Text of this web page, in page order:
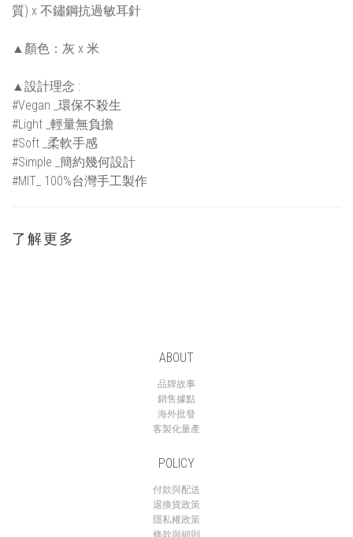
質) x 不鏽鋼抗過敏耳針
▲顏色：灰 x 米
▲設計理念 :
#Vegan _環保不殺生
#Light _輕量無負擔
#Soft _柔軟手感
#Simple _簡約幾何設計
#MIT_ 100%台灣手工製作
了解更多
ABOUT
品牌故事
銷售據點
海外批發
客製化量產
POLICY
付款與配送
退換貨政策
隱私權政策
條款與細則